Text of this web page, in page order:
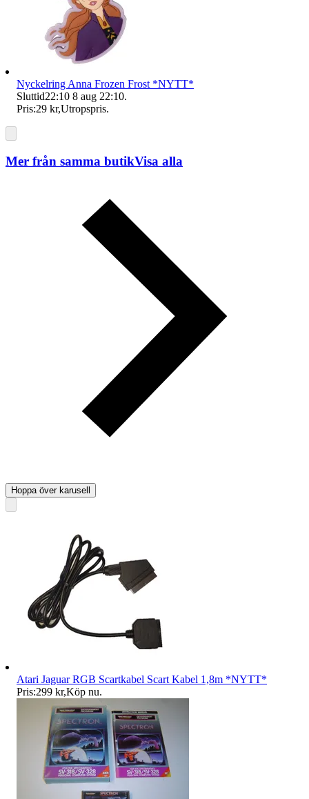
Nyckelring Anna Frozen Frost *NYTT*
Sluttid22:10 8 aug 22:10.
Pris:29 kr,Utropspris.
Mer från samma butikVisa alla
Hoppa över karusell
Atari Jaguar RGB Scartkabel Scart Kabel 1,8m *NYTT*
Pris:299 kr,Köp nu.